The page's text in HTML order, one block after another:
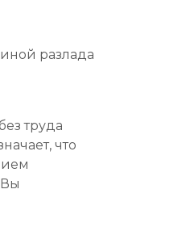
разлада
труда
что